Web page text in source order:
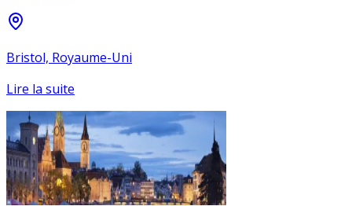
Bristol, Royaume-Uni
Lire la suite